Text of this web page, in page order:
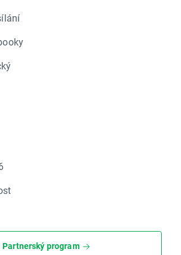
Partnerský program